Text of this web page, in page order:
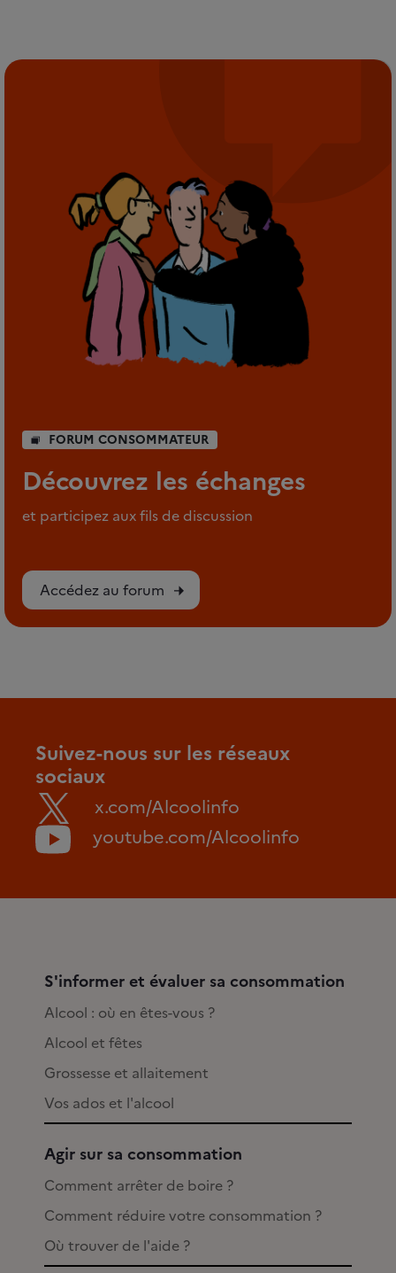
FORUM CONSOMMATEUR
Découvrez les échanges
et participez aux fils de discussion
Accédez au forum
Suivez-nous sur les réseaux
sociaux
x.com/Alcoolinfo
youtube.com/Alcoolinfo
S'informer et évaluer sa consommation
Alcool : où en êtes-vous ?
Alcool et fêtes
Grossesse et allaitement
Vos ados et l'alcool
Agir sur sa consommation
Comment arrêter de boire ?
Comment réduire votre consommation ?
Où trouver de l'aide ?